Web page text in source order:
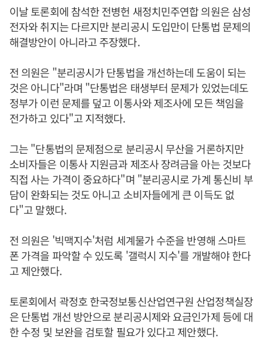
이날 토론회에 참석한 전병헌 새정치민주연합 의원은 삼성
전자와 취지는 다르지만 분리공시 도입만이 단통법 문제의
해결방안이 아니라고 주장했다.
전 의원은 "분리공시가 단통법을 개선하는데 도움이 되는
것은 아니다"라며 "단통법은 태생부터 문제가 있었는데도
정부가 이런 문제를 덮고 이통사와 제조사에 모든 책임을
전가하고 있다"고 지적했다.
그는 "단통법의 문제점으로 분리공시 무산을 거론하지만
소비자들은 이통사 지원금과 제조사 장려금을 아는 것보다
직접 사는 가격이 중요하다"며 "분리공시로 가계 통신비 부
담이 완화되는 것도 아니고 소비자들에게 큰 이득도 없
다"고 말했다.
전 의원은 '빅맥지수'처럼 세계물가 수준을 반영해 스마트
폰 가격을 파악할 수 있도록 '갤럭시 지수'를 개발해야 한다
고 제안했다.
토론회에서 곽정호 한국정보통신산업연구원 산업정책실장
은 단통법 개선 방안으로 분리공시제와 요금인가제 등에 대
한 수정 및 보완을 검토할 필요가 있다고 제안했다.